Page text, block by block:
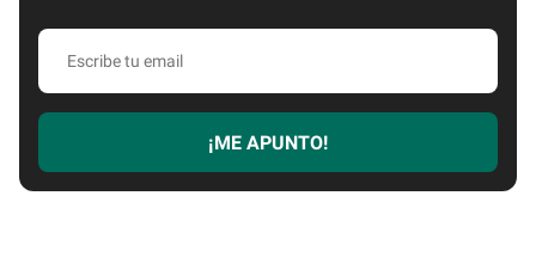
Escribe
email
¡ME APUNTO!